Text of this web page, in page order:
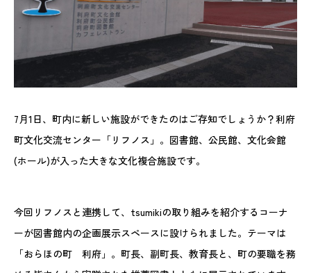
7月1日、町内に新しい施設ができたのはご存知でしょうか？利府
町文化交流センター「リフノス」。図書館、公民館、文化会館
(ホール)が入った大きな文化複合施設です。
今回リフノスと連携して、tsumikiの取り組みを紹介するコーナ
ーが図書館内の企画展示スペースに設けられました。テーマは
「おらほの町 利府」。町長、副町長、教育長と、町の要職を務